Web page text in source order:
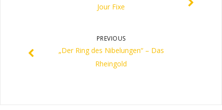
Jour Fixe
PREVIOUS
„Der Ring des Nibelungen“ – Das
Rheingold